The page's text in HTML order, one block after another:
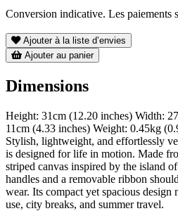
Conversion indicative. Les paiements
Ajouter à la liste d’envies
Ajouter au panier
Dimensions
Height: 31cm (12.20 inches) Width:
11cm (4.33 inches) Weight: 0.45kg
Stylish, lightweight, and effortlessly
is designed for life in motion. Made
striped canvas inspired by the island
handles and a removable ribbon
wear. Its compact yet spacious
use, city breaks, and summer travel.